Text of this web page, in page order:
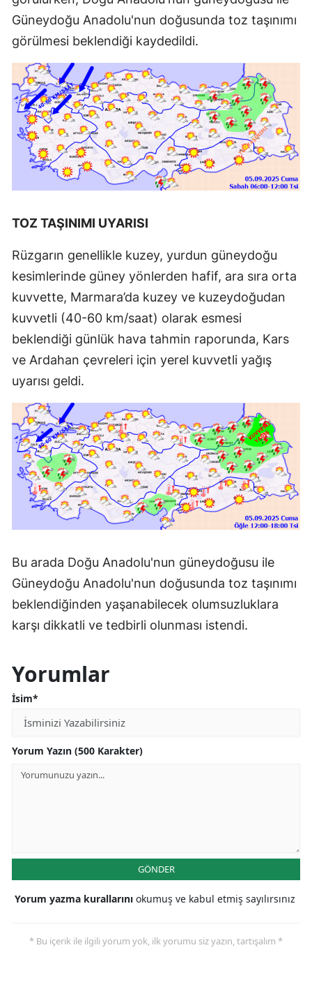
Güneydoğu Anadolu'nun doğusunda toz taşınımı
görülmesi beklendiği kaydedildi.
TOZ TAŞINIMI UYARISI
Rüzgarın genellikle kuzey, yurdun güneydoğu
kesimlerinde güney yönlerden hafif, ara sıra orta
kuvvette, Marmara’da kuzey ve kuzeydoğudan
kuvvetli (40-60 km/saat) olarak esmesi
beklendiği günlük hava tahmin raporunda, Kars
ve Ardahan çevreleri için yerel kuvvetli yağış
uyarısı geldi.
Bu arada Doğu Anadolu'nun güneydoğusu ile
Güneydoğu Anadolu'nun doğusunda toz taşınımı
beklendiğinden yaşanabilecek olumsuzluklara
karşı dikkatli ve tedbirli olunması istendi.
Yorumlar
İsim*
Yorum Yazın (500 Karakter)
GÖNDER
Yorum yazma kurallarını okumuş ve kabul etmiş sayılırsınız
* Bu içerik ile ilgili yorum yok, ilk yorumu siz yazın, tartışalım *